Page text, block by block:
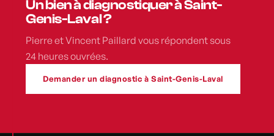
Un bien à diagnostiquer à Saint-
Genis-Laval ?
Pierre et Vincent Paillard vous répondent sous
24 heures ouvrées.
Demander un diagnostic à Saint-Genis-Laval